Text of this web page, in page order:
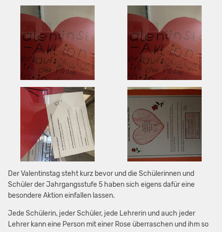
Der Valentinstag steht kurz bevor und die Schülerinnen und
Schüler der Jahrgangsstufe 5 haben sich eigens dafür eine
besondere Aktion einfallen lassen.
Jede Schülerin, jeder Schüler, jede Lehrerin und auch jeder
Lehrer kann eine Person mit einer Rose überraschen und ihm so